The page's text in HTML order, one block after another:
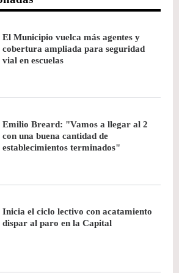
El Municipio vuelca más agentes y
cobertura ampliada para seguridad
vial en escuelas
Emilio Breard: "Vamos a llegar al 2
con una buena cantidad de
establecimientos terminados"
Inicia el ciclo lectivo con acatamiento
dispar al paro en la Capital